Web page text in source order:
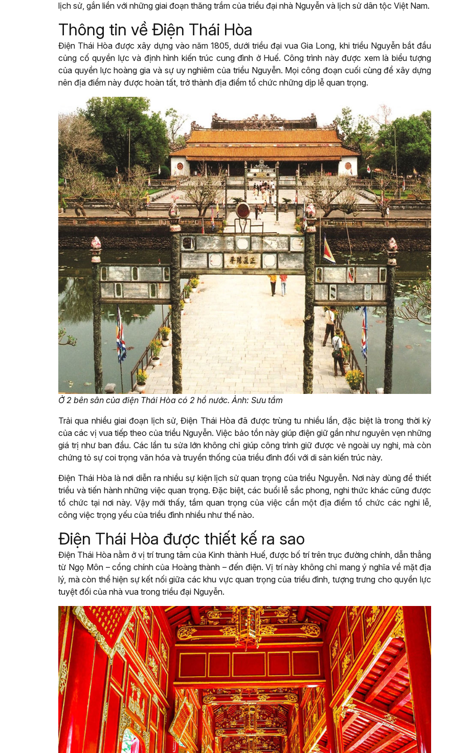
lịch sử, gắn liền với những giai đoạn thăng trầm của triều đại nhà Nguyễn và lịch sử dân tộc Việt Nam.
Thông tin về Điện Thái Hòa
Điện Thái Hòa được xây dựng vào năm 1805, dưới triều đại vua Gia Long, khi triều Nguyễn bắt đầu
củng cố quyền lực và định hình kiến trúc cung đình ở Huế. Công trình này được xem là biểu tượng
của quyền lực hoàng gia và sự uy nghiêm của triều Nguyễn. Mọi công đoạn cuối cùng để xây dựng
nên địa điểm này được hoàn tất, trở thành địa điểm tổ chức những dịp lễ quan trọng.
Ở 2 bên sân của điện Thái Hòa có 2 hồ nước. Ảnh: Sưu tầm
Trải qua nhiều giai đoạn lịch sử, Điện Thái Hòa đã được trùng tu nhiều lần, đặc biệt là trong thời kỳ
của các vị vua tiếp theo của triều Nguyễn. Việc bảo tồn này giúp điện giữ gần như nguyên vẹn những
giá trị như ban đầu. Các lần tu sửa lớn không chỉ giúp công trình giữ được vẻ ngoài uy nghi, mà còn
chứng tỏ sự coi trọng văn hóa và truyền thống của triều đình đối với di sản kiến trúc này.
Điện Thái Hòa là nơi diễn ra nhiều sự kiện lịch sử quan trọng của triều Nguyễn. Nơi này dùng để thiết
triều và tiến hành những việc quan trọng. Đặc biệt, các buổi lễ sắc phong, nghi thức khác cũng được
tổ chức tại nơi này. Vậy mới thấy, tầm quan trọng của việc cần một địa điểm tổ chức các nghi lễ,
công việc trọng yếu của triều đình nhiều như thế nào.
Điện Thái Hòa được thiết kế ra sao
Điện Thái Hòa nằm ở vị trí trung tâm của Kinh thành Huế, được bố trí trên trục đường chính, dẫn thẳng
từ Ngọ Môn – cổng chính của Hoàng thành – đến điện. Vị trí này không chỉ mang ý nghĩa về mặt địa
lý, mà còn thể hiện sự kết nối giữa các khu vực quan trọng của triều đình, tượng trưng cho quyền lực
tuyệt đối của nhà vua trong triều đại Nguyễn.